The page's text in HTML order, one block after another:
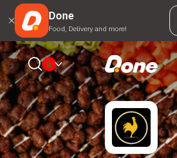
Done
Food, Delivery and more!